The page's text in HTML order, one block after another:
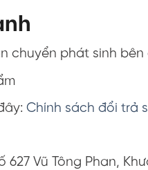
chuyển phát sinh
Chính sách đổi trả
627 Vũ Tông Phan,